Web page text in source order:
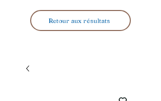
Retour aux résultats